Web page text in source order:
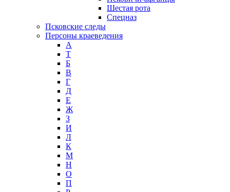
Шестая рота
Спецназ
Псковские следы
Персоны краеведения
А
T
Б
В
Г
Д
Е
Ж
З
И
Л
К
М
Н
О
П